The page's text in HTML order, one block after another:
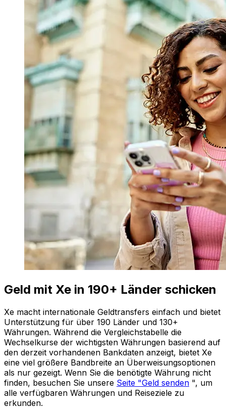
Geld mit Xe in 190+ Länder schicken
Xe macht internationale Geldtransfers einfach und bietet
Unterstützung für über 190 Länder und 130+
Währungen. Während die Vergleichstabelle die
Wechselkurse der wichtigsten Währungen basierend auf
den derzeit vorhandenen Bankdaten anzeigt, bietet Xe
eine viel größere Bandbreite an Überweisungsoptionen
als nur gezeigt. Wenn Sie die benötigte Währung nicht
finden, besuchen Sie unsere Seite "Geld senden ", um
alle verfügbaren Währungen und Reiseziele zu
erkunden.